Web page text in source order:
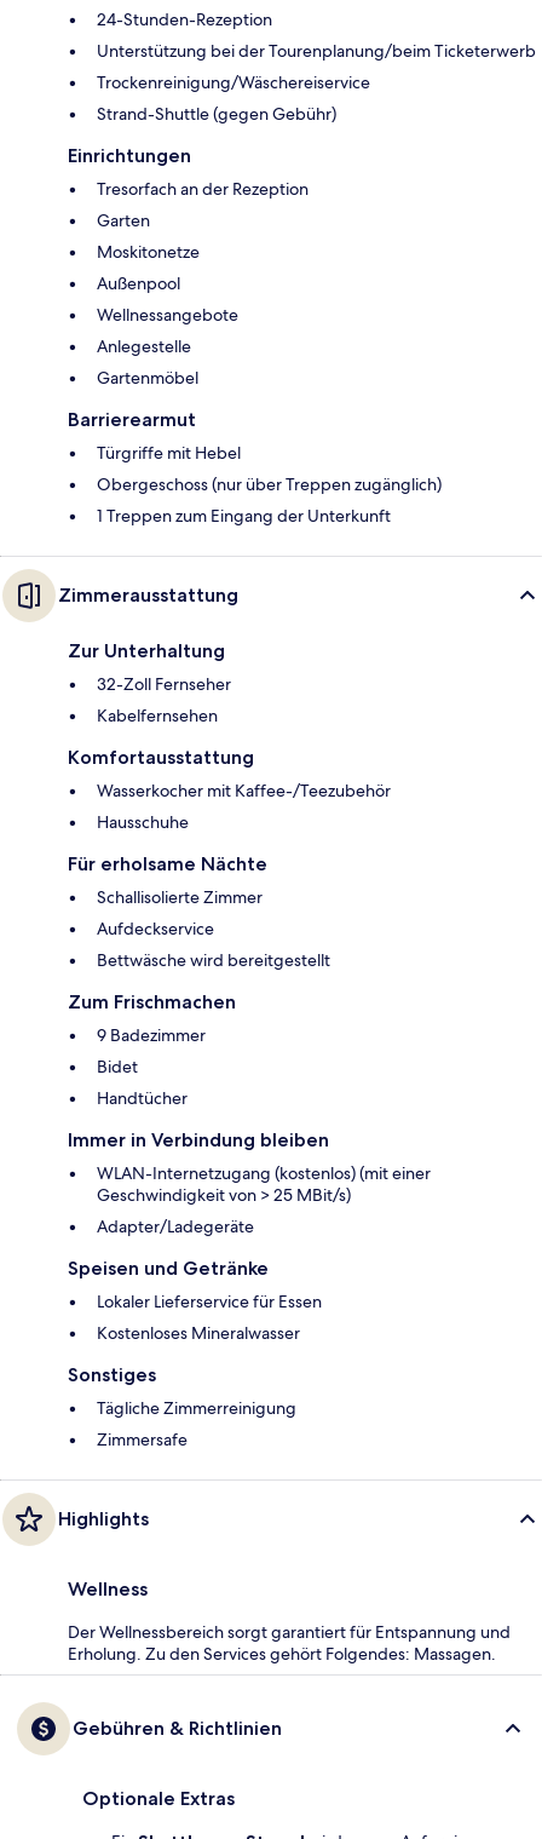
24-Stunden-Rezeption
Unterstützung bei der Tourenplanung/beim Ticketerwerb
Trockenreinigung/Wäschereiservice
Strand-Shuttle (gegen Gebühr)
Einrichtungen
Tresorfach an der Rezeption
Garten
Moskitonetze
Außenpool
Wellnessangebote
Anlegestelle
Gartenmöbel
Barrierearmut
Türgriffe mit Hebel
Obergeschoss (nur über Treppen zugänglich)
1 Treppen zum Eingang der Unterkunft
Zimmerausstattung
Zur Unterhaltung
32-Zoll Fernseher
Kabelfernsehen
Komfortausstattung
Wasserkocher mit Kaffee-/Teezubehör
Hausschuhe
Für erholsame Nächte
Schallisolierte Zimmer
Aufdeckservice
Bettwäsche wird bereitgestellt
Zum Frischmachen
9 Badezimmer
Bidet
Handtücher
Immer in Verbindung bleiben
WLAN-Internetzugang (kostenlos) (mit einer
Geschwindigkeit von > 25 MBit/s)
Adapter/Ladegeräte
Speisen und Getränke
Lokaler Lieferservice für Essen
Kostenloses Mineralwasser
Sonstiges
Tägliche Zimmerreinigung
Zimmersafe
Highlights
Wellness
Der Wellnessbereich sorgt garantiert für Entspannung und
Erholung. Zu den Services gehört Folgendes: Massagen.
Gebühren & Richtlinien
Optionale Extras